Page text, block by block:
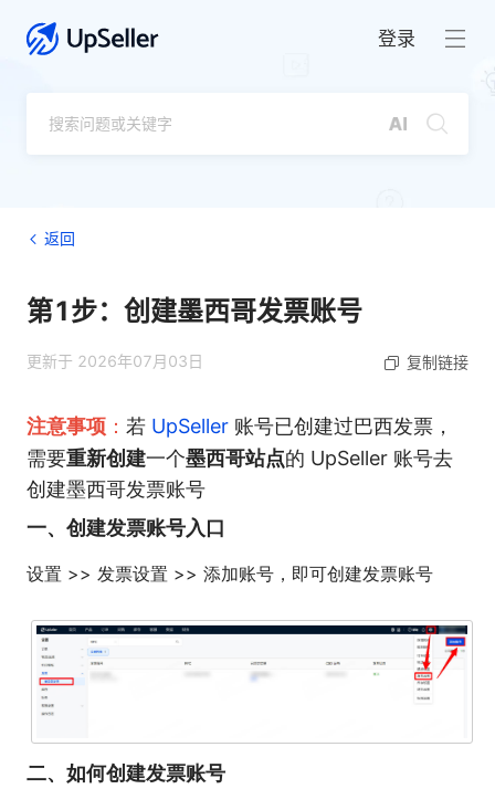
登录
返回
第1步：创建墨西哥发票账号
更新于 2026年07月03日 复制链接
注意事项 ： 若 UpSeller 账号已创建过巴西发票，
需要重新创建一个墨西哥站点的 UpSeller 账号去
创建墨西哥发票账号
一、创建发票账号入口
设置 >> 发票设置 >> 添加账号，即可创建发票账号
二、如何创建发票账号